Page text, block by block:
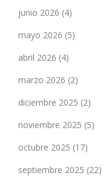
junio 2026 (4)
mayo 2026 (5)
abril 2026 (4)
marzo 2026 (2)
diciembre 2025 (2)
noviembre 2025 (5)
octubre 2025 (17)
septiembre 2025 (22)